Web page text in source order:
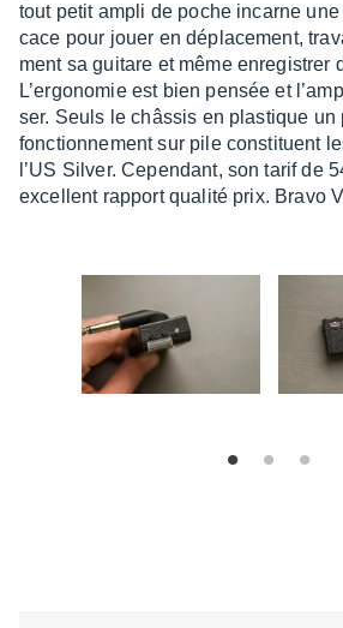
tout petit ampli de poche incarne
cace pour jouer en dépla­ce­ment,
ment sa guitare et même enre­gis­trer
L’er­go­no­mie est bien pensée et
ser. Seuls le châs­sis en plas­tique un
fonc­tion­ne­ment sur pile consti­tuent
l’US Silver. Cepen­dant, son tarif de
excellent rapport qualité prix. Bravo